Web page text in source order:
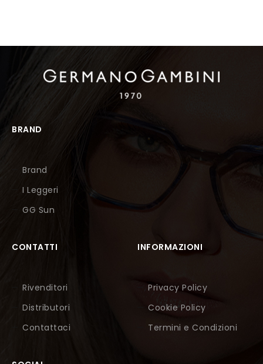
BRAND
Brand
I Leggeri
GG Sun
CONTATTI
Rivenditori
Distributori
Contattaci
INFORMAZIONI
Privacy Policy
Cookie Policy
Termini e Condizioni